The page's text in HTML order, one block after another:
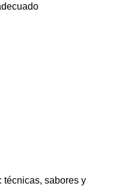
técnicas, sabores y